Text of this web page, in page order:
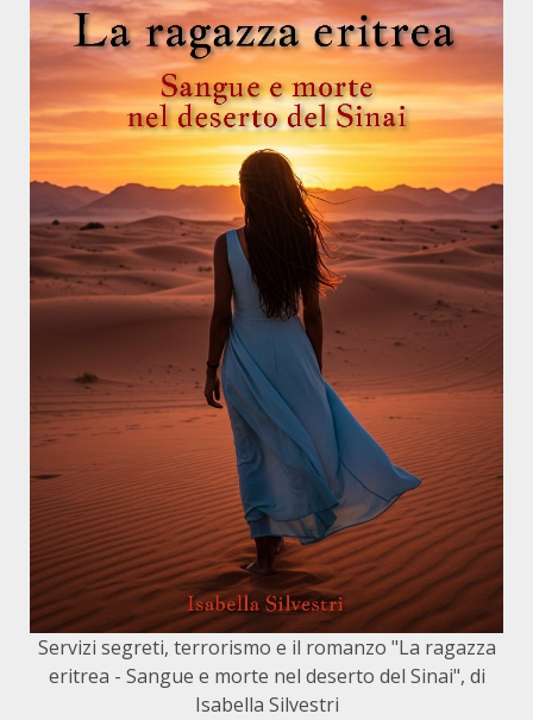
Servizi segreti, terrorismo e il romanzo "La ragazza
eritrea - Sangue e morte nel deserto del Sinai", di
Isabella Silvestri